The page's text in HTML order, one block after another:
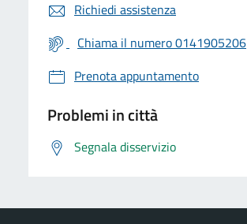
Richiedi assistenza
Chiama il numero 0141905206
Prenota appuntamento
Problemi in città
Segnala disservizio